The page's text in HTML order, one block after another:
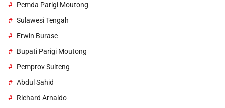
Pemda Parigi Moutong
Sulawesi Tengah
Erwin Burase
Bupati Parigi Moutong
Pemprov Sulteng
Abdul Sahid
Richard Arnaldo